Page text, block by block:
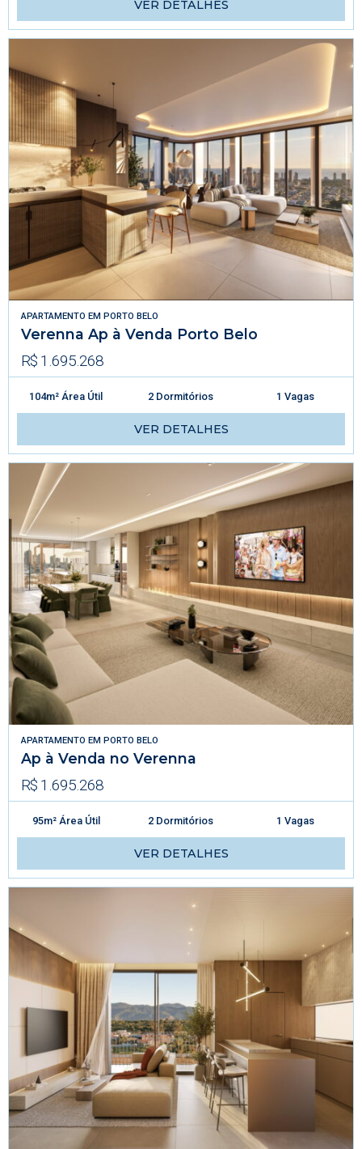
VER DETALHES
APARTAMENTO EM PORTO BELO
Verenna Ap à Venda Porto Belo
R$ 1.695.268
104m² Área Útil 2 Dormitórios 1 Vagas
VER DETALHES
APARTAMENTO EM PORTO BELO
Ap à Venda no Verenna
R$ 1.695.268
95m² Área Útil 2 Dormitórios 1 Vagas
VER DETALHES